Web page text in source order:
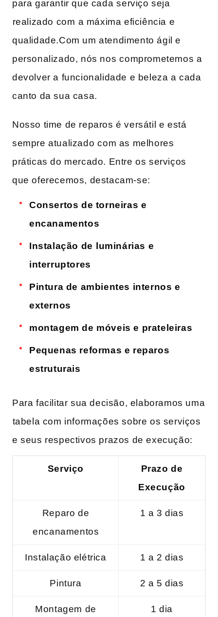
para garantir que cada⁣ serviço seja
⁢realizado com ⁢a máxima eficiência e
qualidade.Com‌ um atendimento ágil e
personalizado, nós nos⁢ comprometemos ⁢a
devolver a​ funcionalidade e beleza a cada⁣
canto da sua casa.
Nosso time de reparos ​é versátil e está‌
sempre atualizado ⁤com as ‌melhores
práticas do mercado. Entre os serviços
que oferecemos, destacam-se:
Consertos de torneiras e
encanamentos
Instalação de⁣ luminárias​ e
interruptores
Pintura de ambientes internos e‌
externos
montagem de móveis e prateleiras
Pequenas reformas e reparos
estruturais
Para facilitar sua decisão, elaboramos uma
⁤tabela com informações ​sobre os​ serviços
e seus‍ respectivos prazos de execução:
Serviço
Prazo de
Execução
Reparo de
⁤encanamentos
1 a 3 dias
Instalação ‍elétrica 1 a 2 dias
Pintura 2 a 5 dias
Montagem‍ de
1 dia